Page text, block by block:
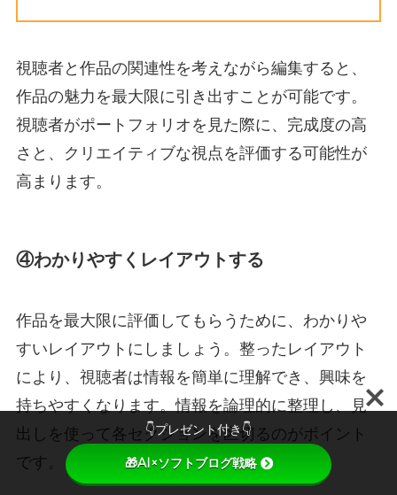
視聴者と作品の関連性を考えながら編集すると、
作品の魅力を最大限に引き出すことが可能です。
視聴者がポートフォリオを見た際に、完成度の高
さと、クリエイティブな視点を評価する可能性が
高まります。
④わかりやすくレイアウトする
作品を最大限に評価してもらうために、わかりや
すいレイアウトにしましょう。 整ったレイアウト
により、視聴者は情報を簡単に理解でき、興味を
持ちやすくなります。情報を論理的に整理し、見
出しを使って各セクションを区切るのがポイント
です。
👇プレゼント付き👇
🎁AI×ソフトブログ戦略